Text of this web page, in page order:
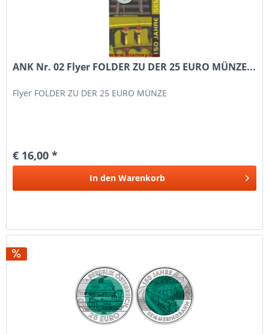
ANK Nr. 02 Flyer FOLDER ZU DER 25 EURO MÜNZE...
Flyer FOLDER ZU DER 25 EURO MÜNZE
€ 16,00 *
In den Warenkorb